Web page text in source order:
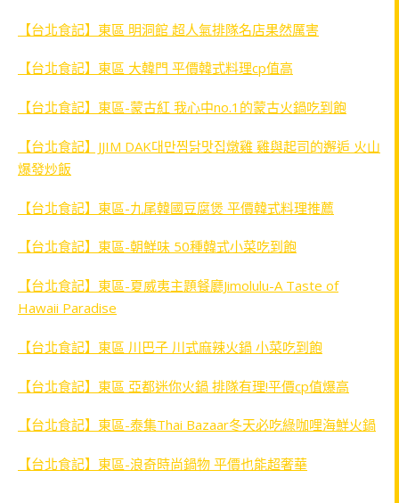
【台北食記】東區 明洞館 超人氣排隊名店果然厲害
【台北食記】東區 大韓門 平價韓式料理cp值高
【台北食記】東區-蒙古紅 我心中no.1的蒙古火鍋吃到飽
【台北食記】JJIM DAK대만찜닭맛집燉雞 雞與起司的邂逅 火山
爆發炒飯
【台北食記】東區-九尾韓國豆腐煲 平價韓式料理推薦
【台北食記】東區-朝鮮味 50種韓式小菜吃到飽
【台北食記】東區-夏威夷主題餐廳Jimolulu-A Taste of
Hawaii Paradise
【台北食記】東區 川巴子 川式麻辣火鍋 小菜吃到飽
【台北食記】東區 亞都迷你火鍋 排隊有理!平價cp值爆高
【台北食記】東區-泰集Thai Bazaar冬天必吃綠咖哩海鮮火鍋
【台北食記】東區-浪奇時尚鍋物 平價也能超奢華